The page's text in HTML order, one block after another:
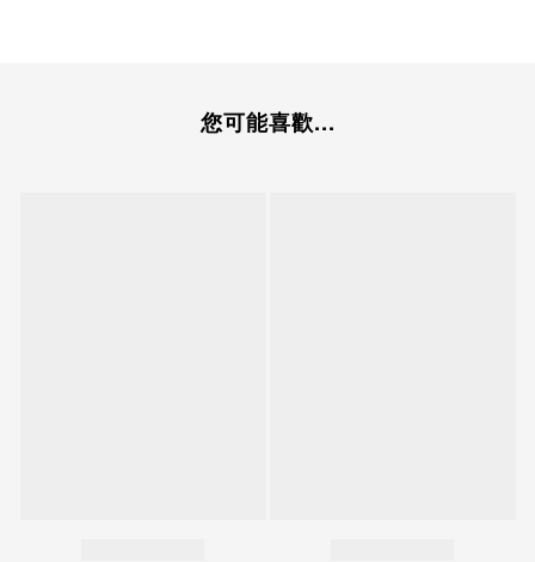
您可能喜歡...